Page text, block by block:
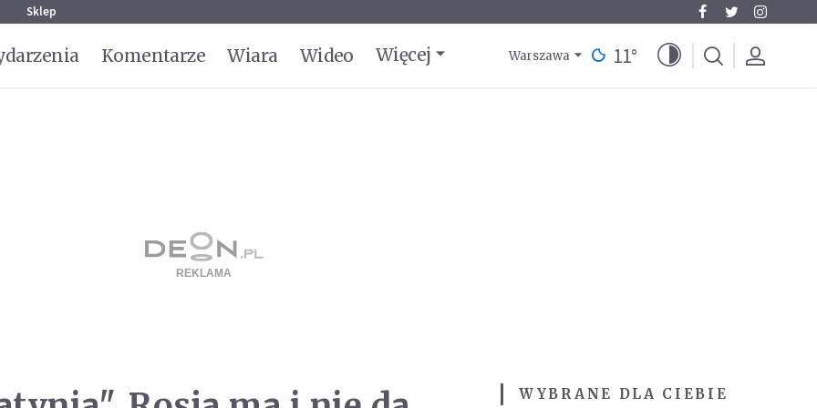
Sklep
Komentarze Wiara Wideo Więcej Warszawa 11°
WYBRANE DLA CIEBIE